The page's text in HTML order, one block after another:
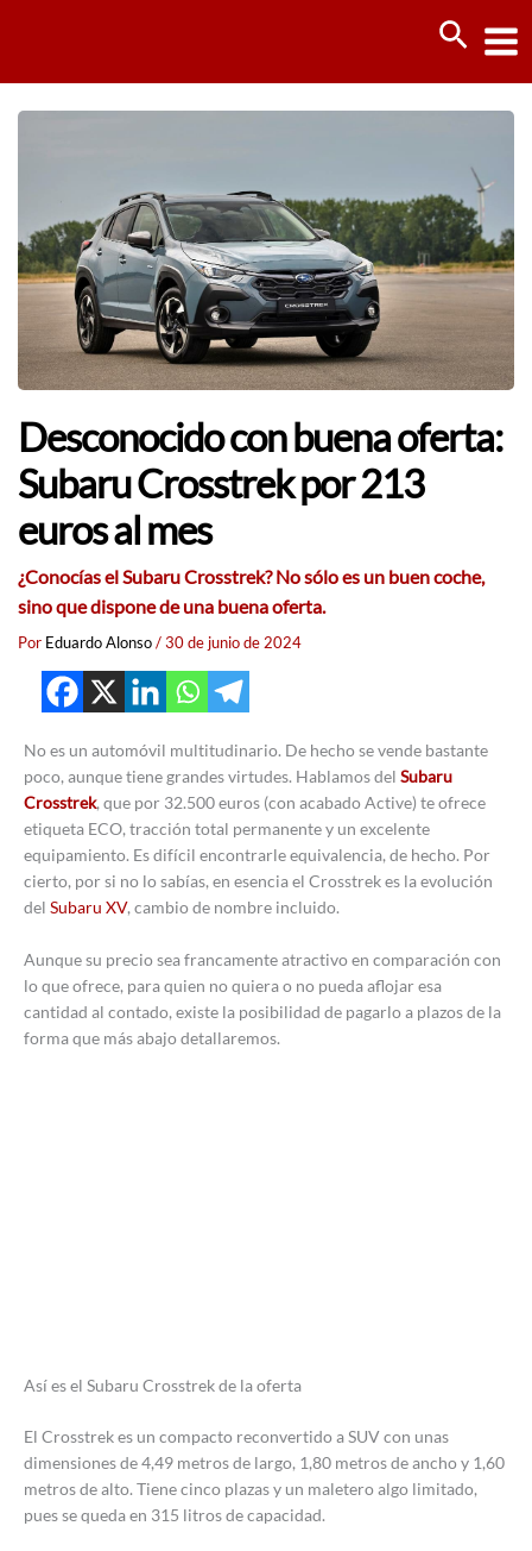
Desconocido con buena oferta:
Subaru Crosstrek por 213
euros al mes
¿Conocías el Subaru Crosstrek? No sólo es un buen coche,
sino que dispone de una buena oferta.
Por Eduardo Alonso/30 de junio de 2024
No es un automóvil multitudinario. De hecho se vende bastante
poco, aunque tiene grandes virtudes. Hablamos del Subaru
Crosstrek, que por 32.500 euros (con acabado Active) te ofrece
etiqueta ECO, tracción total permanente y un excelente
equipamiento. Es difícil encontrarle equivalencia, de hecho. Por
cierto, por si no lo sabías, en esencia el Crosstrek es la evolución
del Subaru XV, cambio de nombre incluido.
Aunque su precio sea francamente atractivo en comparación con
lo que ofrece, para quien no quiera o no pueda aflojar esa
cantidad al contado, existe la posibilidad de pagarlo a plazos de la
forma que más abajo detallaremos.
Así es el Subaru Crosstrek de la oferta
El Crosstrek es un compacto reconvertido a SUV con unas
dimensiones de 4,49 metros de largo, 1,80 metros de ancho y 1,60
metros de alto. Tiene cinco plazas y un maletero algo limitado,
pues se queda en 315 litros de capacidad.